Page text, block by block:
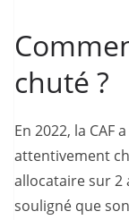
chuté ?
En 2022, la
attentivement
allocataire sur 2
souligné que